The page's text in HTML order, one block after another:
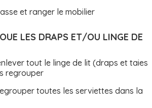
et ranger le mobilier
LES DRAPS ET/OU LINGE DE
tout le linge de lit (draps et taies
regrouper
toutes les serviettes dans la